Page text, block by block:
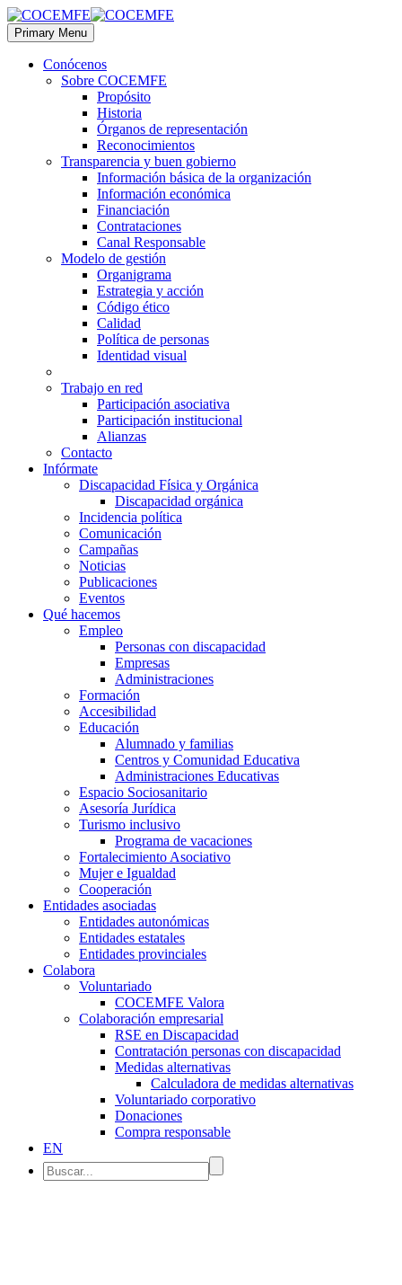
Primary Menu
Conócenos
Sobre COCEMFE
Propósito
Historia
Órganos de representación
Reconocimientos
Transparencia y buen gobierno
Información básica de la organización
Información económica
Financiación
Contrataciones
Canal Responsable
Modelo de gestión
Organigrama
Estrategia y acción
Código ético
Calidad
Política de personas
Identidad visual
Trabajo en red
Participación asociativa
Participación institucional
Alianzas
Contacto
Infórmate
Discapacidad Física y Orgánica
Discapacidad orgánica
Incidencia política
Comunicación
Campañas
Noticias
Publicaciones
Eventos
Qué hacemos
Empleo
Personas con discapacidad
Empresas
Administraciones
Formación
Accesibilidad
Educación
Alumnado y familias
Centros y Comunidad Educativa
Administraciones Educativas
Espacio Sociosanitario
Asesoría Jurídica
Turismo inclusivo
Programa de vacaciones
Fortalecimiento Asociativo
Mujer e Igualdad
Cooperación
Entidades asociadas
Entidades autonómicas
Entidades estatales
Entidades provinciales
Colabora
Voluntariado
COCEMFE Valora
Colaboración empresarial
RSE en Discapacidad
Contratación personas con discapacidad
Medidas alternativas
Calculadora de medidas alternativas
Voluntariado corporativo
Donaciones
Compra responsable
EN